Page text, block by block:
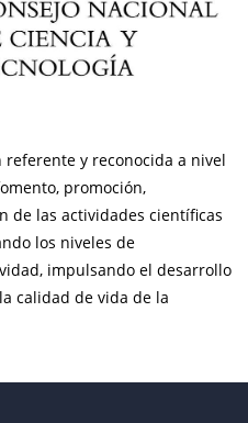
referente y reconocida a nivel
promoción,
de las actividades científicas
los niveles de
impulsando el desarrollo
calidad de vida de la